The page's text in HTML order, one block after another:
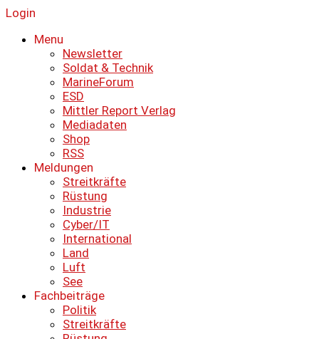
Login
Menu
Newsletter
Soldat & Technik
MarineForum
ESD
Mittler Report Verlag
Mediadaten
Shop
RSS
Meldungen
Streitkräfte
Rüstung
Industrie
Cyber/IT
International
Land
Luft
See
Fachbeiträge
Politik
Streitkräfte